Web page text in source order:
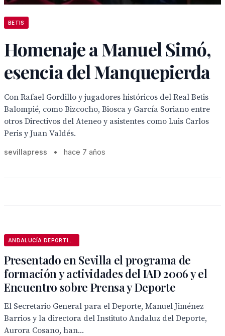
BETIS
Homenaje a Manuel Simó,
esencia del Manquepierda
Con Rafael Gordillo y jugadores históricos del Real Betis
Balompié, como Bizcocho, Biosca y García Soriano entre
otros Directivos del Ateneo y asistentes como Luis Carlos
Peris y Juan Valdés.
sevillapress • hace 7 años
Presentado en Sevilla el programa de
formación y actividades del IAD 2006 y el
Encuentro sobre Prensa y Deporte
El Secretario General para el Deporte, Manuel Jiménez
Barrios y la directora del Instituto Andaluz del Deporte,
Aurora Cosano, han...